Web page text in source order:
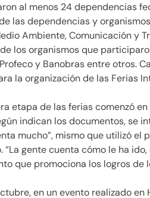
al menos 24 dependencias
las dependencias y
Ambiente, Comunicación y
los organismos que
y Banobras entre otros.
la organización de las Ferias
etapa de las ferias comenzó
indican los documentos, se
mucho”, mismo que utilizó el
“La gente cuenta cómo le ha
que promociona los logros de
en un evento realizado